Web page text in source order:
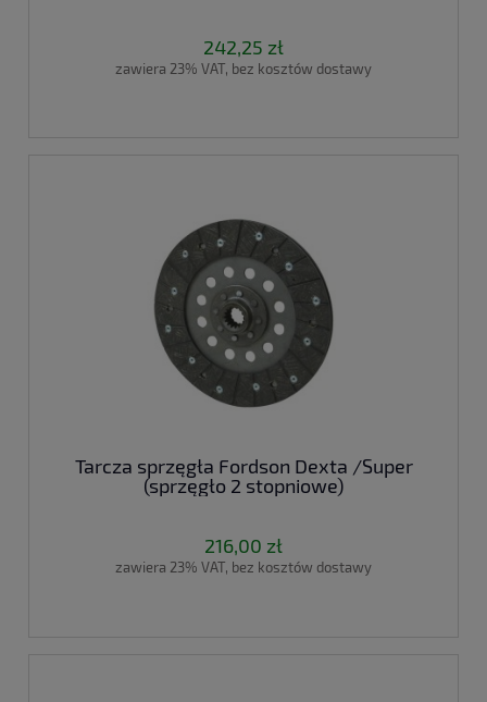
242,25 zł
zawiera 23% VAT, bez kosztów dostawy
Tarcza sprzęgła Fordson Dexta /Super
(sprzęgło 2 stopniowe)
216,00 zł
zawiera 23% VAT, bez kosztów dostawy